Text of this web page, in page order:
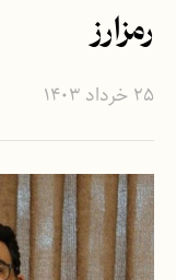
رمزارز
۲۵ خرداد ۱۴۰۳